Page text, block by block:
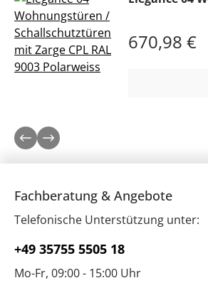
Regulärer
670,98 €
Fachberatung & Angebote
Telefonische Unterstützung unter:
+49 35755 5505 18
Mo-Fr, 09:00 - 15:00 Uhr